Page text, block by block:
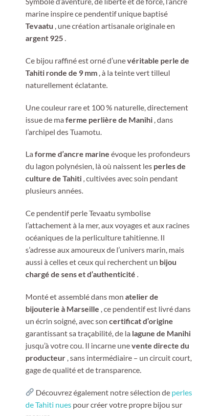
marine inspire ce pendentif unique baptisé
Tevaatu , une création artisanale originale en
argent 925.
Ce bijou raffiné est orné d’unevéritable perle de
Tahiti ronde de 9 mm, à la teinte vert tilleul
naturellement éclatante.
Une couleur rare et 100 % naturelle, directement
issue de ma ferme perlière de Manihi, dans
l’archipel des Tuamotu.
La forme d’ancre marine évoque les profondeurs
du lagon polynésien, là où naissent les perles de
culture de Tahiti, cultivées avec soin pendant
plusieurs années.
Ce pendentif perle Tevaatu symbolise
l’attachement à la mer, aux voyages et aux racines
océaniques de la perliculture tahitienne. Il
s’adresse aux amoureux de l’univers marin, mais
aussi à celles et ceux qui recherchent un bijou
chargé de sens et d’authenticité .
Monté et assemblé dans mon atelier de
bijouterie à Marseille , ce pendentif est livré dans
un écrin soigné, avec son certificat d’origine
garantissant sa traçabilité, de la lagune de Manihi
jusqu’à votre cou. Il incarne unevente directe du
producteur, sans intermédiaire – un circuit court,
gage de qualité et de transparence.
Découvrez également notre sélection de perles
de Tahiti nuespour créer votre propre bijou sur